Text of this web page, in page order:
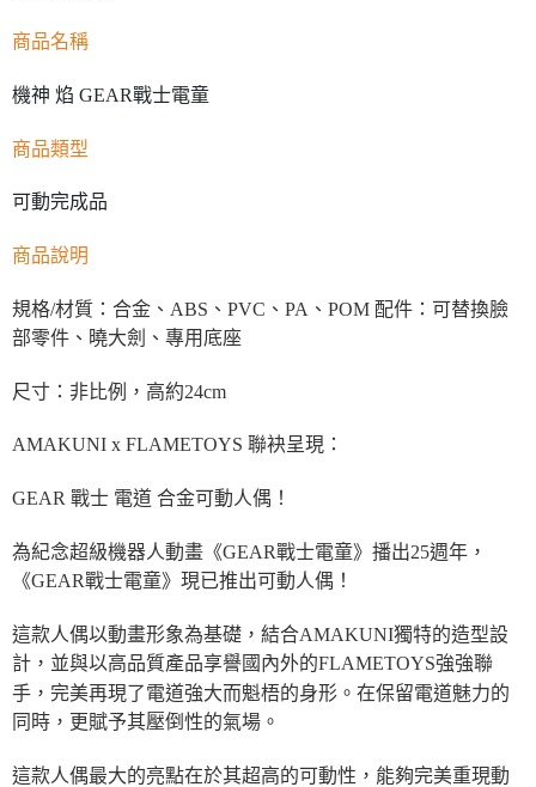
商品名稱
機神 焰 GEAR戰士電童
商品類型
可動完成品
商品說明
規格/材質：合金、ABS、PVC、PA、POM 配件：可替換臉
部零件、曉大劍、專用底座
尺寸：非比例，高約24cm
AMAKUNI x FLAMETOYS 聯袂呈現：
GEAR 戰士 電道 合金可動人偶！
為紀念超級機器人動畫《GEAR戰士電童》播出25週年，
《GEAR戰士電童》現已推出可動人偶！
這款人偶以動畫形象為基礎，結合AMAKUNI獨特的造型設
計，並與以高品質產品享譽國內外的FLAMETOYS強強聯
手，完美再現了電道強大而魁梧的身形。在保留電道魅力的
同時，更賦予其壓倒性的氣場。
這款人偶最大的亮點在於其超高的可動性，能夠完美重現動